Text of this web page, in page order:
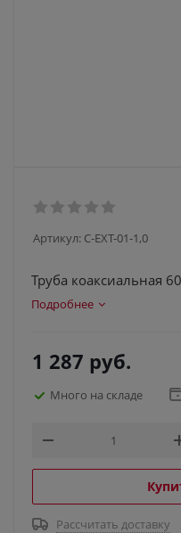
Артикул: C-EXT-01-1,0
Труба коаксиальная
Подробнее
1 287 руб.
Много на складе
Рассчитать доставку